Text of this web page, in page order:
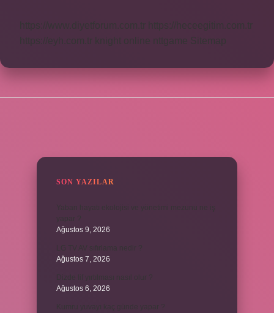
https://www.diyetforum.com.tr
https://heceegitim.com.tr
https://eyh.com.tr
knight online nttgame Sitemap
SON YAZILAR
Ağustos 9, 2026
Ağustos 7, 2026
Ağustos 6, 2026